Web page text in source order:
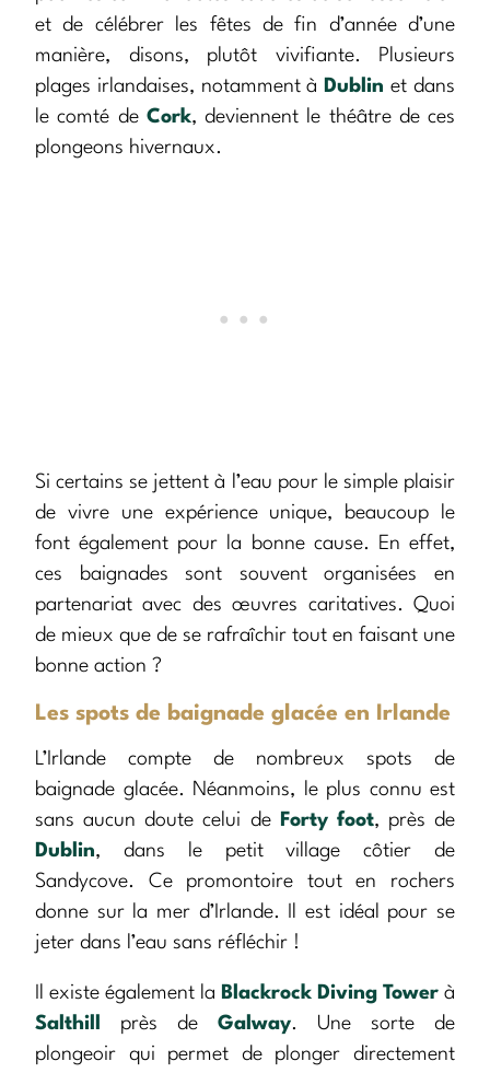
et de célébrer les fêtes de fin d’année d’une
manière, disons, plutôt vivifiante. Plusieurs
plages irlandaises, notamment à Dublin et dans
le comté de Cork, deviennent le théâtre de ces
plongeons hivernaux.
Si certains se jettent à l’eau pour le simple plaisir
de vivre une expérience unique, beaucoup le
font également pour la bonne cause. En effet,
ces baignades sont souvent organisées en
partenariat avec des œuvres caritatives. Quoi
de mieux que de se rafraîchir tout en faisant une
bonne action ?
Les spots de baignade glacée en Irlande
L’Irlande compte de nombreux spots de
baignade glacée. Néanmoins, le plus connu est
sans aucun doute celui de
Forty foot, près de
Dublin, dans le petit village côtier de
Sandycove. Ce promontoire tout en rochers
donne sur la mer d’Irlande. Il est idéal pour se
jeter dans l’eau sans réfléchir !
Il existe également la Blackrock Diving Tower à
Salthill
près de Galway. Une sorte de
plongeoir qui permet de plonger directement